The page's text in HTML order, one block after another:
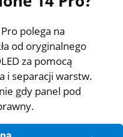
polega na
od oryginalnego
za pomocą
i separacji warstw.
gdy panel pod